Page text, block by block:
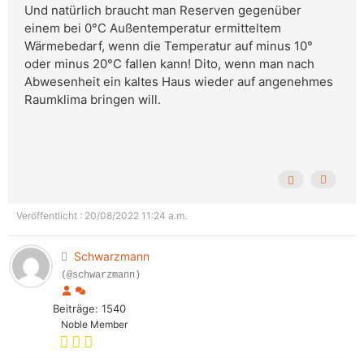
Und natürlich braucht man Reserven gegenüber
einem bei 0°C Außentemperatur ermitteltem
Wärmebedarf, wenn die Temperatur auf minus 10°
oder minus 20°C fallen kann! Dito, wenn man nach
Abwesenheit ein kaltes Haus wieder auf angenehmes
Raumklima bringen will.
Veröffentlicht : 20/08/2022 11:24 a.m.
Schwarzmann
(@schwarzmann)
Beiträge: 1540
Noble Member